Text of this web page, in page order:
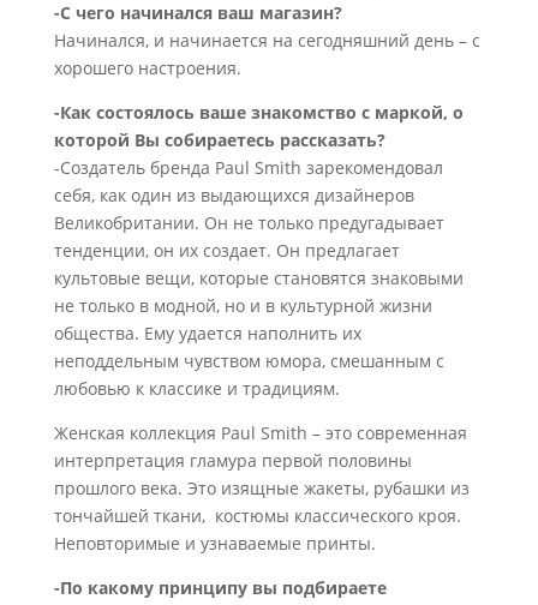
-С чего начинался ваш магазин?
Начинался, и начинается на сегодняшний день – с
хорошего настроения.
-Как состоялось ваше знакомство с маркой, о
которой Вы собираетесь рассказать?
-Создатель бренда Paul Smith зарекомендовал
себя, как один из выдающихся дизайнеров
Великобритании. Он не только предугадывает
тенденции, он их создает. Он предлагает
культовые вещи, которые становятся знаковыми
не только в модной, но и в культурной жизни
общества. Ему удается наполнить их
неподдельным чувством юмора, смешанным с
любовью к классике и традициям.
Женская коллекция Paul Smith – это современная
интерпретация гламура первой половины
прошлого века. Это изящные жакеты, рубашки из
тончайшей ткани, костюмы классического кроя.
Неповторимые и узнаваемые принты.
-По какому принципу вы подбираете